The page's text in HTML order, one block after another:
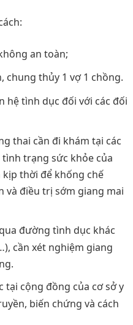
an toàn;
chung thủy 1 vợ 1 chồng.
hệ tình dục đối với các đối
thai cần đi khám tại các
trạng sức khỏe của
thời để khống chế
và điều trị sớm giang mai
đường tình dục khác
cần xét nghiệm giang
tại cộng đồng của cơ sở y
biến chứng và cách